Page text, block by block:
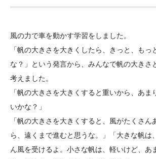
年報一覧 中谷財
ム
科学教育振興助成・
次世代理系人材育成プ
ログラム助成
アクセス よくある
サイトマップ 中谷財
日本語 English
風の力で車を動かす学習をしました。
「帆の大きさを大きくしたら、きっと、もっ
な？」という発言から、みんなで帆の大きさ
考えました。
「帆の大きさを大きくすると重いから、あま
いかな？」
「帆の大きさを大きくすると、風がたくさん
ら、遠くまで進むと思うな。」「大きな帆は
ん風を受けるよ。小さな帆は、軽いけど、あ